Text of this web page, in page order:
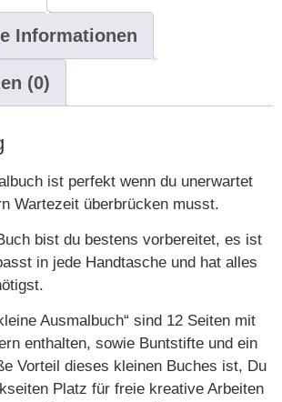
Informationen
(0)
ist perfekt wenn du unerwartet
Wartezeit überbrücken musst.
bist du bestens vorbereitet, es ist
in jede Handtasche und hat alles
Ausmalbuch“ sind 12 Seiten mit
enthalten, sowie Buntstifte und ein
Vorteil dieses kleinen Buches ist, Du
Platz für freie kreative Arbeiten